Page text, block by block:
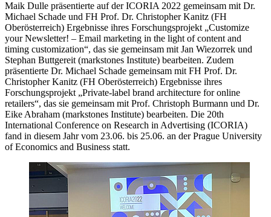
Maik Dulle präsentierte auf der ICORIA 2022 gemeinsam mit Dr.
Michael Schade und FH Prof. Dr. Christopher Kanitz (FH
Oberösterreich) Ergebnisse ihres Forschungsprojekt „Customize
your Newsletter! – Email marketing in the light of content and
timing customization“, das sie gemeinsam mit Jan Wiezorrek und
Stephan Buttgereit (markstones Institute) bearbeiten. Zudem
präsentierte Dr. Michael Schade gemeinsam mit FH Prof. Dr.
Christopher Kanitz (FH Oberösterreich) Ergebnisse ihres
Forschungsprojekt „Private-label brand architecture for online
retailers“, das sie gemeinsam mit Prof. Christoph Burmann und Dr.
Eike Abraham (markstones Institute) bearbeiten. Die 20th
International Conference on Research in Advertising (ICORIA)
fand in diesem Jahr vom 23.06. bis 25.06. an der Prague University
of Economics and Business statt.